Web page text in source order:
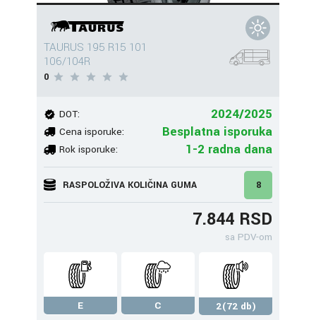
TAURUS 195 R15 101
106/104R
0
DOT: 2024/2025
Cena isporuke: Besplatna isporuka
Rok isporuke: 1-2 radna dana
RASPOLOŽIVA KOLIČINA GUMA 8
7.844 RSD
sa PDV-om
E C
2(72 db)